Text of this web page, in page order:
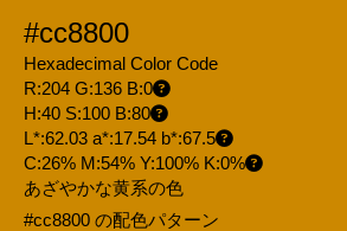
#cc8800
Hexadecimal Color Code
R:204 G:136 B:0
H:40 S:100 B:80
L*:62.03 a*:17.54 b*:67.5
C:26% M:54% Y:100% K:0%
あざやかな黄系の色
#cc8800 の配色パターン